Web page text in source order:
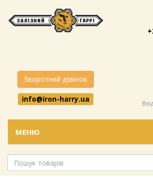
Зворотний дзвінок
info@iron-harry.ua
МЕНЮ